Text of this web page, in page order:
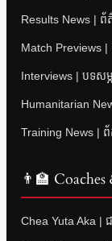
Results News | ព័
Match Previews
Interviews | បទសម្
Humanitarian
Training News |
👨‍🏫 Coaches
Chea Yuta Aka |